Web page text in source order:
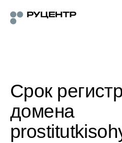
Срок
домена